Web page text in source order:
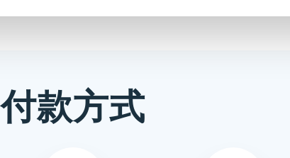
付款方式